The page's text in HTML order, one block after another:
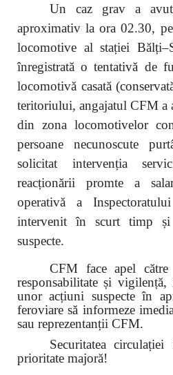
Un caz grav a
aproximativ la ora 02.30,
locomotive al stației
înregistrată o tentativă de
locomotivă casată
teritoriului, angajatul CFM a
din zona locomotivelor
persoane necunoscute
solicitat intervenția
reacționării promte a
operativă a
intervenit în scurt timp și
suspecte.
CFM face apel către
responsabilitate și
unor acțiuni suspecte în
feroviare să informeze
sau reprezentanții CFM.
Securitatea
prioritate majoră!